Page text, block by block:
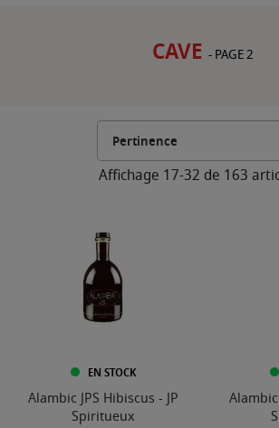
CAVE - PAGE 2
Affichage 17-32 de 163
EN STOCK
Alambic JPS Hibiscus - JP
Spiritueux
Alambic